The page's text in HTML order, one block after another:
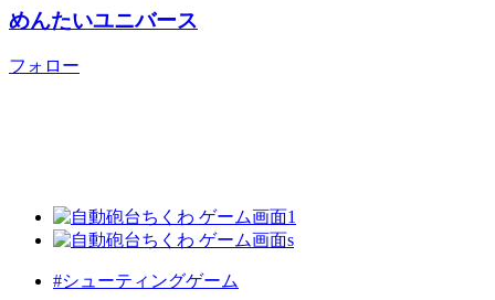
めんたいユニバース
フォロー
#シューティングゲーム